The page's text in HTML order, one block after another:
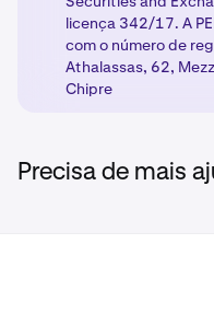
licença 342/17. A
com o número de
Athalassas, 62,
Chipre
Precisa de mais